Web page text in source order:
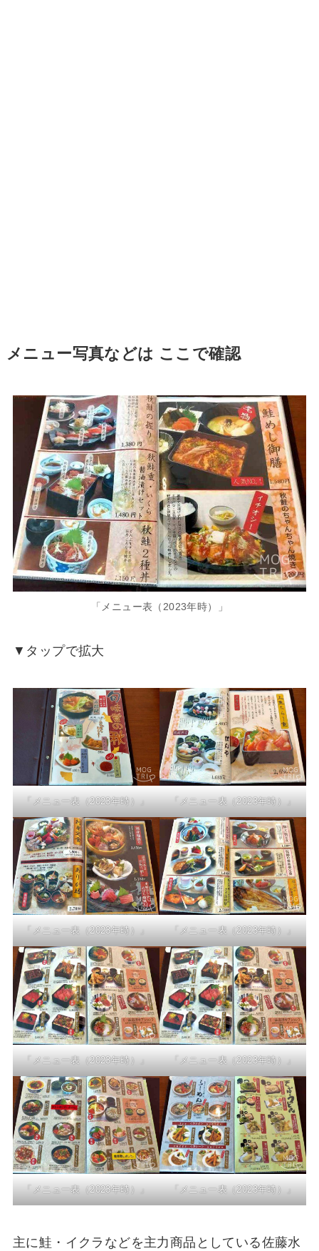
メニュー写真などは ここで確認
「メニュー表（2023年時）」
▼タップで拡大
「メニュー表（2023年時）」 「メニュー表（2023年時）」
「メニュー表（2023年時）」 「メニュー表（2023年時）」
「メニュー表（2023年時）」 「メニュー表（2023年時）」
「メニュー表（2023年時）」 「メニュー表（2023年時）」
主に鮭・イクラなどを主力商品としている佐藤水